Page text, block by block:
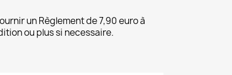
un Règlement de 7,90 euro à
ou plus si necessaire.